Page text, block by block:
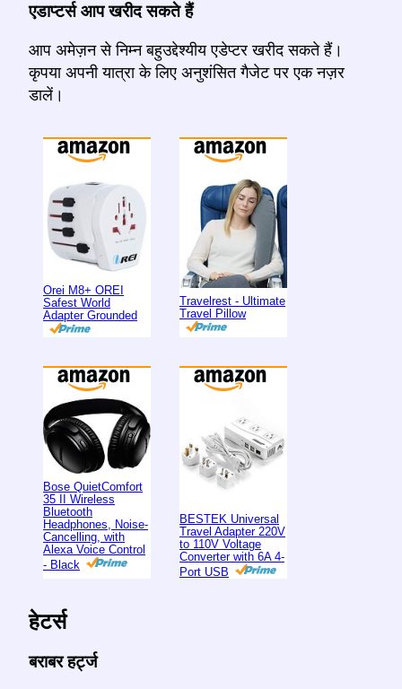
एडाप्टर्स आप खरीद सकते हैं
आप अमेज़न से निम्न बहुउद्देश्यीय एडेप्टर खरीद सकते हैं।
कृपया अपनी यात्रा के लिए अनुशंसित गैजेट पर एक नज़र
डालें।
Orei M8+ OREI
Safest World
Adapter Grounded
Travelrest - Ultimate
Travel Pillow
Bose QuietComfort
35 II Wireless
Bluetooth
Headphones, Noise-
Cancelling, with
Alexa Voice Control
- Black
BESTEK Universal
Travel Adapter 220V
to 110V Voltage
Converter with 6A 4-
Port USB
हेटर्स
बराबर हर्ट्ज